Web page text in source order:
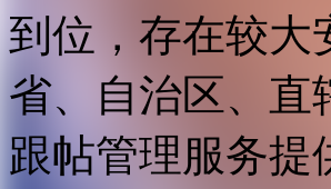
到位，存在较大
省、自治区、直
跟帖管理服务提